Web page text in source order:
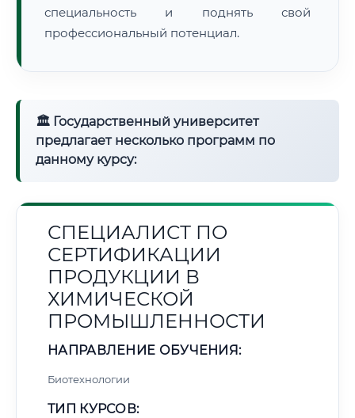
специальность и поднять свой
профессиональный потенциал.
🏛 Государственный университет
предлагает несколько программ по
данному курсу:
СПЕЦИАЛИСТ ПО
СЕРТИФИКАЦИИ
ПРОДУКЦИИ В
ХИМИЧЕСКОЙ
ПРОМЫШЛЕННОСТИ
НАПРАВЛЕНИЕ ОБУЧЕНИЯ:
Биотехнологии
ТИП КУРСОВ: